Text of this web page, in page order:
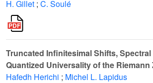
H. Gillet ; C. Soulé
Truncated Infinitesimal Shifts,
Quantized Universality of the Riemann
Hafedh Herichi ; Michel L. Lapidus